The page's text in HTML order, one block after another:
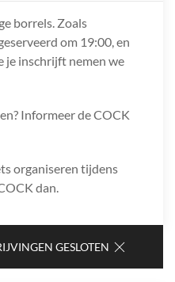
borrels. Zoals
om 19:00, en
je inschrijft nemen we
Informeer de COCK
organiseren tijdens
dan.
GESLOTEN